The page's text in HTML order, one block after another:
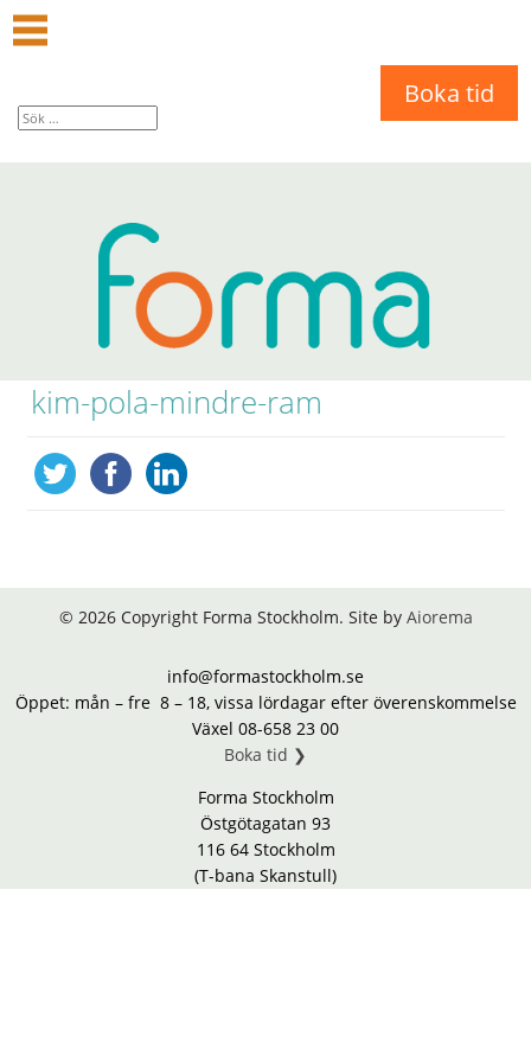
Boka tid
kim-pola-mindre-ram
© 2026 Copyright Forma Stockholm. Site by Aiorema
info@formastockholm.se
Öppet: mån – fre 8 – 18, vissa lördagar efter överenskommelse
Växel 08-658 23 00
Boka tid ❯
Forma Stockholm
Östgötagatan 93
116 64 Stockholm
(T-bana Skanstull)